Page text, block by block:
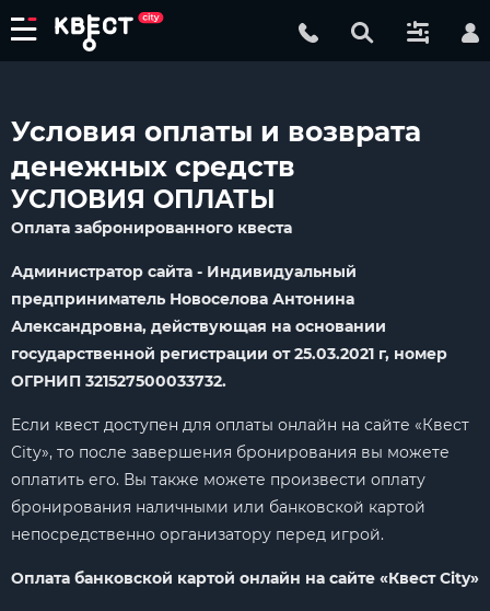
Условия оплаты и возврата
денежных средств
УСЛОВИЯ ОПЛАТЫ
Оплата забронированного квеста
Администратор сайта - Индивидуальный
предприниматель Новоселова Антонина
Александровна, действующая на основании
государственной регистрации от 25.03.2021 г, номер
OГPНИП 321527500033732.
Если квест доступен для оплаты онлайн на сайте «Квест
City», то после завершения бронирования вы можете
оплатить его. Вы также можете произвести оплату
бронирования наличными или банковской картой
непосредственно организатору перед игрой.
Оплата банковской картой онлайн на сайте «Квест City»